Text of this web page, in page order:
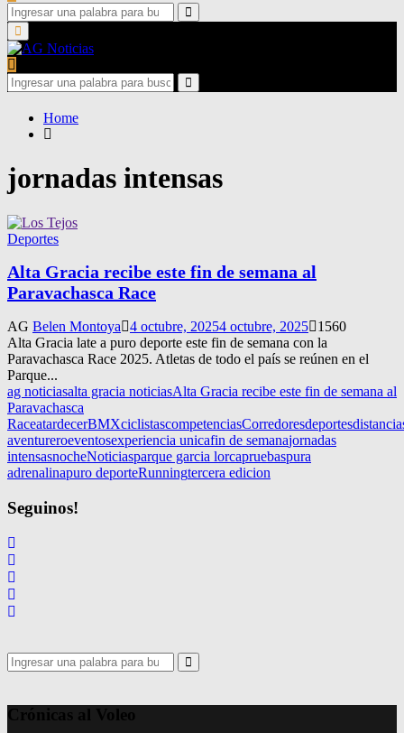
Search
for:
Search
Primary
Menu
Search
for:
Search
Home
jornadas intensas
Deportes
Alta Gracia recibe este fin de semana al
Paravachasca Race
AG Belen Montoya 4 octubre, 20254 octubre, 2025
1560
Alta Gracia late a puro deporte este fin de semana con la
Paravachasca Race 2025. Atletas de todo el país se reúnen en el
Parque...
ag noticiasalta gracia noticiasAlta Gracia recibe este fin de semana al
Paravachasca
RaceatardecerBMXciclistascompetenciasCorredoresdeportes
aventureroeventosexperiencia unicafin de semanajornadas
intensasnocheNoticiasparque garcia lorcapruebaspura
adrenalinapuro deporteRunningtercera edicion
Seguinos!
Search
for:
Search
Crónicas al Voleo